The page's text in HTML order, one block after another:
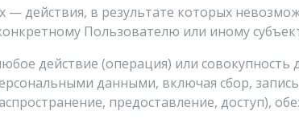
— действия, в результате которых
Пользователю или иному
действие (операция) или
данными, включая сбор,
предоставление, доступ),